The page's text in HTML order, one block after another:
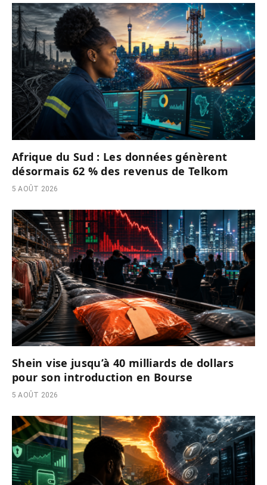
Afrique du Sud : Les données génèrent
désormais 62 % des revenus de Telkom
5 AOÛT 2026
Shein vise jusqu’à 40 milliards de dollars
pour son introduction en Bourse
5 AOÛT 2026